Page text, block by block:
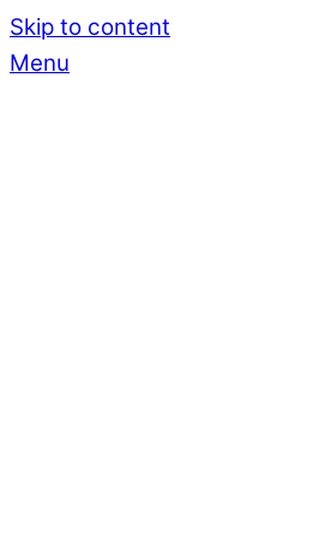
Skip to content
Menu